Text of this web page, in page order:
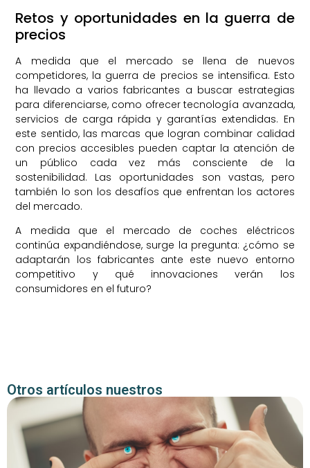
Retos y oportunidades en la guerra de
precios
A medida que el mercado se llena de nuevos
competidores, la guerra de precios se intensifica. Esto
ha llevado a varios fabricantes a buscar estrategias
para diferenciarse, como ofrecer tecnología avanzada,
servicios de carga rápida y garantías extendidas. En
este sentido, las marcas que logran combinar calidad
con precios accesibles pueden captar la atención de
un público cada vez más consciente de la
sostenibilidad. Las oportunidades son vastas, pero
también lo son los desafíos que enfrentan los actores
del mercado.
A medida que el mercado de coches eléctricos
continúa expandiéndose, surge la pregunta: ¿cómo se
adaptarán los fabricantes ante este nuevo entorno
competitivo y qué innovaciones verán los
consumidores en el futuro?
Otros artículos nuestros